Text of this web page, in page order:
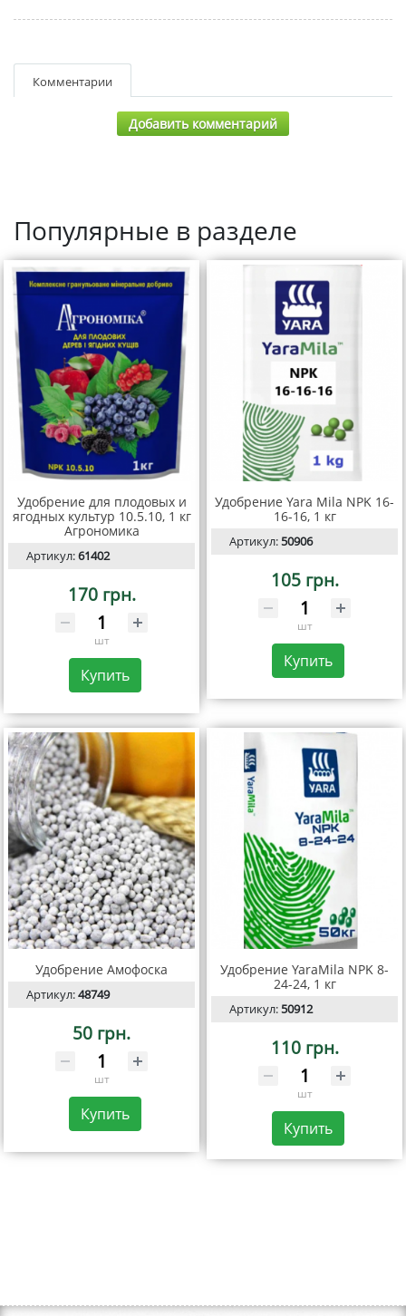
Комментарии
Добавить комментарий
Популярные в разделе
Удобрение для плодовых и
ягодных культур 10.5.10, 1 кг
Агрономика
Артикул:61402
170 грн.
шт
Купить
Удобрение Yara Mila NPK 16-
16-16, 1 кг
Артикул:50906
105 грн.
шт
Купить
Удобрение Амофоска
Артикул:48749
50 грн.
шт
Купить
Удобрение YaraMila NPK 8-
24-24, 1 кг
Артикул:50912
110 грн.
шт
Купить